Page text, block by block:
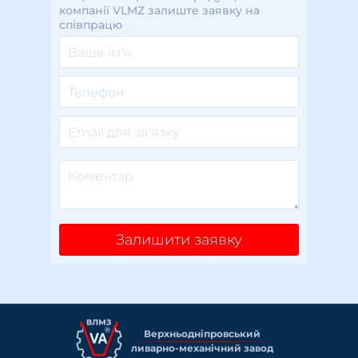
компанії VLMZ залиште заявку на
співпрацю
Залишити заявку
Верхньоднiпровський
ливарно-механiчний завод